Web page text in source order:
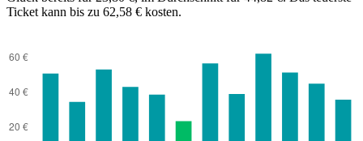
Ticket kann bis zu 62,58 € kosten.